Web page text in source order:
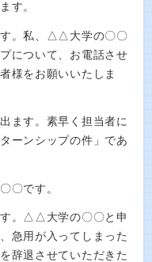
す。
す。私、△△大学の〇〇
について、お電話させ
様をお願いいたしま
ます。素早く担当者に
ーンシップの件」であ
〇です。
す。△△大学の〇〇と申
急用が入ってしまった
辞退させていただきた